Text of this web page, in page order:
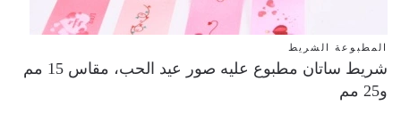
المطبوعة الشريط
شريط ساتان مطبوع عليه صور عيد الحب، مقاس 15 مم
و25 مم